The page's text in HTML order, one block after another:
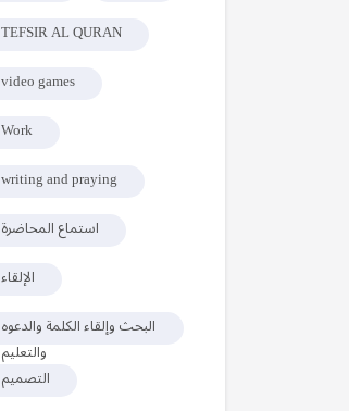
TEFSIR AL QURAN
video games
Work
writing and praying
استماع المحاضرة
الإلقاء
البحث وإلقاء الكلمة والدعوه
والتعليم
التصميم